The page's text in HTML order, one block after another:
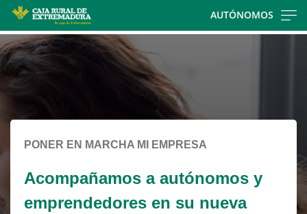
AUTÓNOMOS
Cargando
contenido,
por
favor
PONER EN MARCHA MI EMPRESA
Acompañamos a autónomos y
emprendedores en su nueva